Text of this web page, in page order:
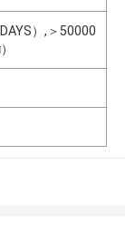
）,＞50000